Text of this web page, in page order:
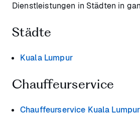
Dienstleistungen in Städten in
Städte
Kuala Lumpur
Chauffeurservice
Chauffeurservice Kuala Lumpur